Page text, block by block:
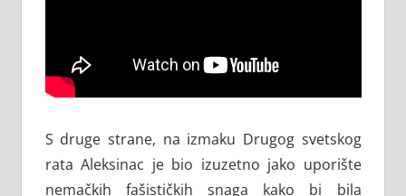
S druge strane, na izmaku Drugog svetskog
rata Aleksinac je bio izuzetno jako uporište
nemačkih fašističkih snaga kako bi bila